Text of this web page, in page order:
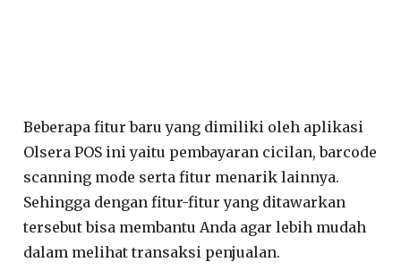
Beberapa fitur baru yang dimiliki oleh aplikasi
Olsera POS ini yaitu pembayaran cicilan, barcode
scanning mode serta fitur menarik lainnya.
Sehingga dengan fitur-fitur yang ditawarkan
tersebut bisa membantu Anda agar lebih mudah
dalam melihat transaksi penjualan.